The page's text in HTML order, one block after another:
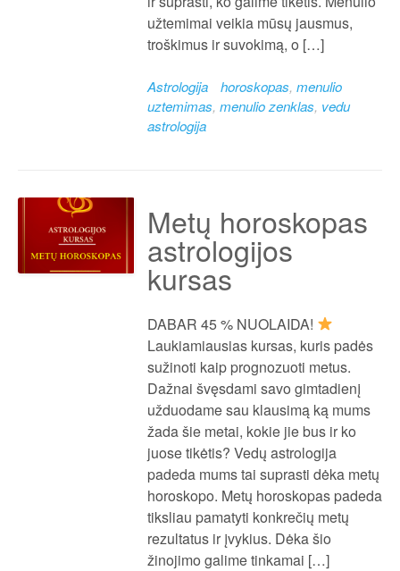
užtemimai veikia mūsų jausmus,
troškimus ir suvokimą, o […]
Astrologija horoskopas, menulio
uztemimas, menulio zenklas, vedu
astrologija
Metų horoskopas
astrologijos
kursas
DABAR 45 % NUOLAIDA!
Laukiamiausias kursas, kuris padės
sužinoti kaip prognozuoti metus.
Dažnai švęsdami savo gimtadienį
užduodame sau klausimą ką mums
žada šie metai, kokie jie bus ir ko
juose tikėtis? Vedų astrologija
padeda mums tai suprasti dėka metų
horoskopo. Metų horoskopas padeda
tiksliau pamatyti konkrečių metų
rezultatus ir įvykius. Dėka šio
žinojimo galime tinkamai […]